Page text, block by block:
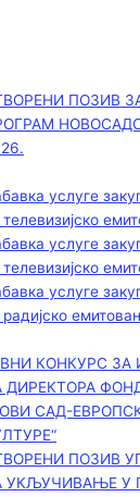
ПОЗИВ
услуге
телевизијско
услуге
телевизијско
услуге
радијско
КОНКУРС ЗА
ДИРЕКТОРА
САД-
ПОЗИВ
УКЉУЧИВАЊЕ У